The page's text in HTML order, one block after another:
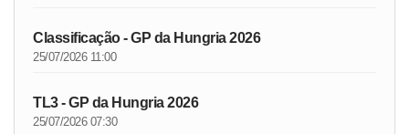
Classificação - GP da Hungria 2026
25/07/2026 11:00
TL3 - GP da Hungria 2026
25/07/2026 07:30